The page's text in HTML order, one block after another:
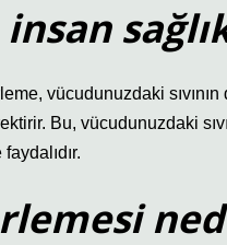
vücudunuzdaki
Bu, vücudunuzdaki